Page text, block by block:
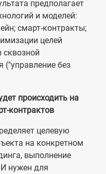
предполагает
и моделей:
смарт-контракты;
целей
сквозной
("управление без
происходить на
контрактов
целевую
на конкретном
выполнение
нужен для